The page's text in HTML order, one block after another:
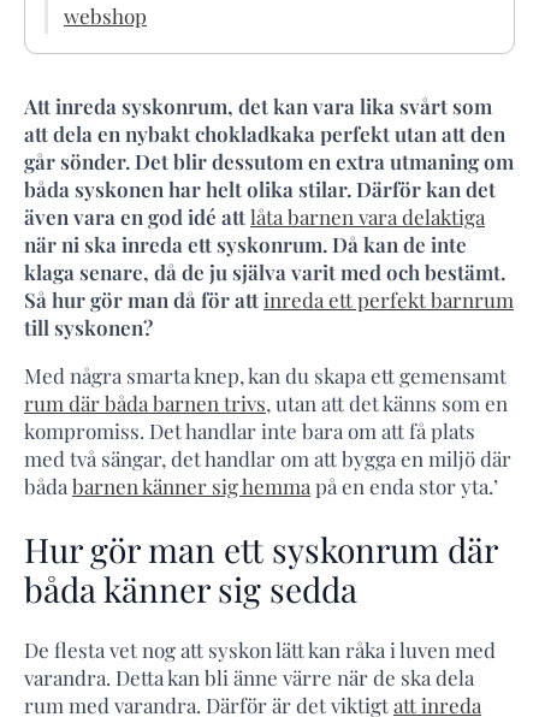
webshop
Att inreda syskonrum, det kan vara lika svårt som
att dela en nybakt chokladkaka perfekt utan att den
går sönder. Det blir dessutom en extra utmaning om
båda syskonen har helt olika stilar. Därför kan det
även vara en god idé attlåta barnen vara delaktiga
när ni ska inreda ett syskonrum. Då kan de inte
klaga senare, då de ju själva varit med och bestämt.
Så hur gör man då för attinreda ett perfekt barnrum
till syskonen?
Med några smarta knep, kan du skapa ett gemensamt
rum där båda barnen trivs, utan att det känns som en
kompromiss. Det handlar inte bara om att få plats
med två sängar, det handlar om att bygga en miljö där
bådabarnen känner sig hemmapå en enda stor yta.’
Hur gör man ett syskonrum där
båda känner sig sedda
De flesta vet nog att syskon lätt kan råka i luven med
varandra. Detta kan bli änne värre när de ska dela
rum med varandra. Därför är det viktigtatt inreda